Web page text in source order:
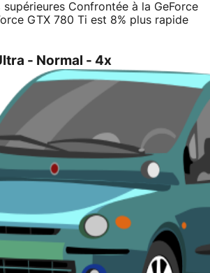
supérieures Confrontée à la GeForce
GTX 780 Ti est 8% plus rapide
- Normal - 4x